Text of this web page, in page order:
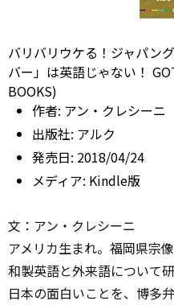
バリバリウケる！ジャパン
バー」は英語じゃない！
BOOKS)
作者: アン・クレシーニ
出版社: アルク
発売日: 2018/04/24
メディア: Kindle版
文：アン・クレシーニ
アメリカ生まれ。福岡県宗
和製英語と外来語について
日本の面白いことを、博多